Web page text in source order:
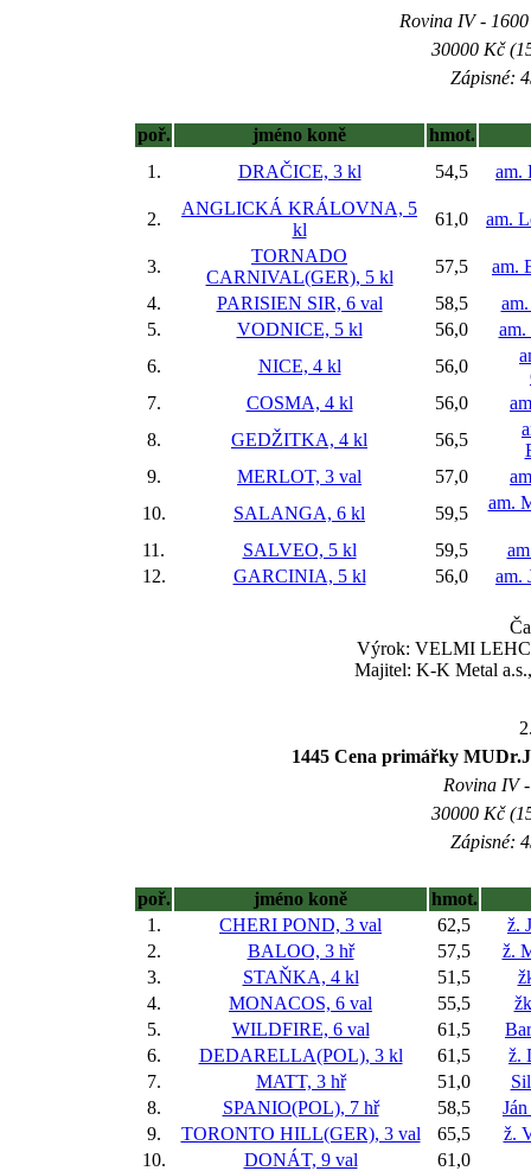
Rovina IV -
30000 Kč
Zápisné:
poř. jméno koně
hmot.
1.
DRAČICE, 3 kl 54,5 am.
2.
ANGLICKÁ KRÁLOVNA, 5
kl
61,0 am.
3.
TORNADO
CARNIVAL(GER), 5 kl
57,5
am.
4.
PARISIEN SIR, 6 val 58,5
5.
VODNICE, 5 kl 56,0
am.
6.
NICE, 4 kl 56,0
7.
COSMA, 4 kl 56,0
8.
GEDŽITKA, 4 kl 56,5
9.
MERLOT, 3 val 57,0
10.
SALANGA, 6 kl 59,5
am.
11. SALVEO, 5 kl 59,5
12.
GARCINIA, 5 kl 56,0 am.
Výrok: VELMI
Majitel: K-K Metal
1445 Cena primářky
Rovina IV
30000 Kč
Zápisné:
poř. jméno koně
hmot.
1.
CHERI POND, 3 val 62,5
ž.
2.
BALOO, 3 hř 57,5
ž.
3.
STAŇKA, 4 kl 51,5
4.
MONACOS, 6 val 55,5
5.
WILDFIRE, 6 val 61,5
6.
DEDARELLA(POL), 3 kl 61,5
ž.
7.
MATT, 3 hř 51,0
8.
SPANIO(POL), 7 hř 58,5
9.
TORONTO HILL(GER), 3 val 65,5
ž.
10.
DONÁT, 9 val
61,0